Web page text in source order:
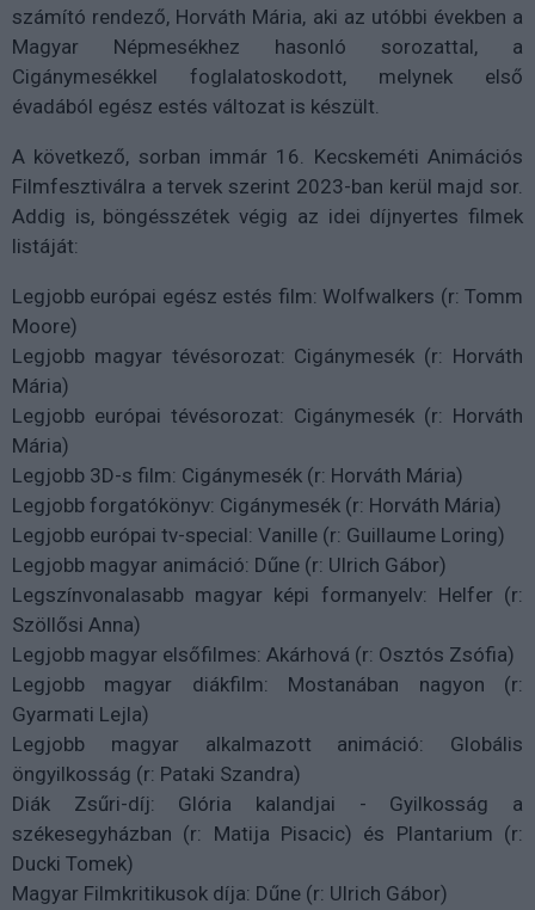
számító rendező, Horváth Mária, aki az utóbbi években a
Magyar Népmesékhez hasonló sorozattal, a
Cigánymesékkel foglalatoskodott, melynek első
évadából egész estés változat is készült.
A következő, sorban immár 16. Kecskeméti Animációs
Filmfesztiválra a tervek szerint 2023-ban kerül majd sor.
Addig is, böngésszétek végig az idei díjnyertes filmek
listáját:
Legjobb európai egész estés film: Wolfwalkers (r: Tomm
Moore)
Legjobb magyar tévésorozat: Cigánymesék (r: Horváth
Mária)
Legjobb európai tévésorozat: Cigánymesék (r: Horváth
Mária)
Legjobb 3D-s film: Cigánymesék (r: Horváth Mária)
Legjobb forgatókönyv: Cigánymesék (r: Horváth Mária)
Legjobb európai tv-special: Vanille (r: Guillaume Loring)
Legjobb magyar animáció: Dűne (r: Ulrich Gábor)
Legszínvonalasabb magyar képi formanyelv: Helfer (r:
Szöllősi Anna)
Legjobb magyar elsőfilmes: Akárhová (r: Osztós Zsófia)
Legjobb magyar diákfilm: Mostanában nagyon (r:
Gyarmati Lejla)
Legjobb magyar alkalmazott animáció: Globális
öngyilkosság (r: Pataki Szandra)
Diák Zsűri-díj: Glória kalandjai - Gyilkosság a
székesegyházban (r: Matija Pisacic) és Plantarium (r:
Ducki Tomek)
Magyar Filmkritikusok díja: Dűne (r: Ulrich Gábor)